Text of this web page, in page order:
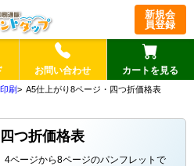
新規会
員登録
お問い合わせ カートを見る
刷 A5仕上がり8ページ・四つ折価格表
つ折価格表
4ページから8ページのパンフレットで